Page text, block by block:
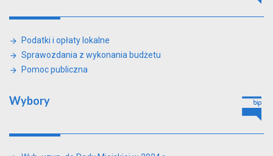
Podatki i opłaty lokalne
Sprawozdania z wykonania budżetu
Pomoc publiczna
Wybory